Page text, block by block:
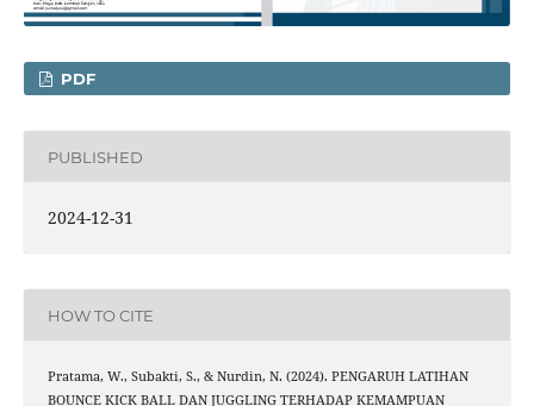
PDF
PUBLISHED
2024-12-31
HOW TO CITE
Pratama, W., Subakti, S., & Nurdin, N. (2024). PENGARUH LATIHAN
BOUNCE KICK BALL DAN JUGGLING TERHADAP KEMAMPUAN